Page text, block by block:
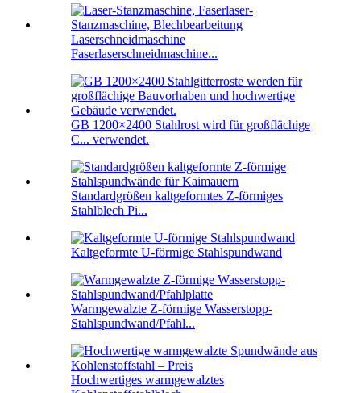
Laserschneidmaschine
Faserlaserschneidmaschine...
GB 1200×2400 Stahlrost wird für großflächige
C... verwendet.
Standardgrößen kaltgeformtes Z-förmiges
Stahlblech Pi...
Kaltgeformte U-förmige Stahlspundwand
Warmgewalzte Z-förmige Wasserstopp-
Stahlspundwand/Pfahl...
Hochwertiges warmgewalztes